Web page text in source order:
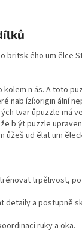
britsk ého um ělce
n ás. A toto
nab ízí:origin ální
tvar ůpuzzle má
b ýt puzzle
ůžeš ud ělat um
trpělivost,
detaily a postupně
ruky a oka.